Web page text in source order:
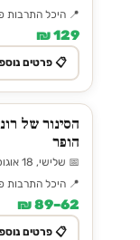
📍 היכל התרבות
129 ₪
📋 פרטים
הסינור של
הופר
📅 שלישי, 18 אוגוסט ⏰ 17:30
📍 היכל התרבות
62–89 ₪
📋 פרטים